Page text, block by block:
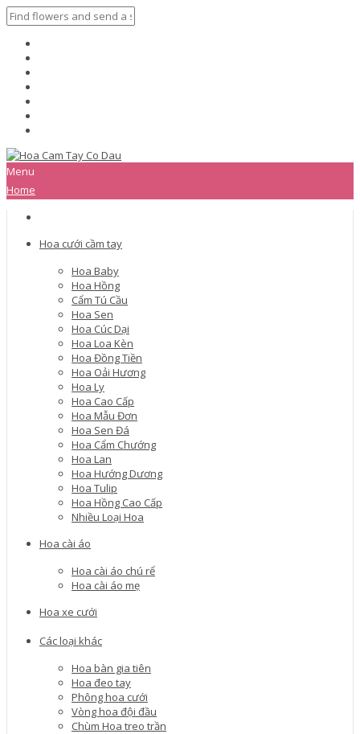
Menu
Home
Hoa cưới cầm tay
Hoa Baby
Hoa Hồng
Cẩm Tú Cầu
Hoa Sen
Hoa Cúc Dại
Hoa Loa Kèn
Hoa Đồng Tiền
Hoa Oải Hương
Hoa Ly
Hoa Cao Cấp
Hoa Mẫu Đơn
Hoa Sen Đá
Hoa Cẩm Chướng
Hoa Lan
Hoa Hướng Dương
Hoa Tulip
Hoa Hồng Cao Cấp
Nhiều Loại Hoa
Hoa cài áo
Hoa cài áo chú rể
Hoa cài áo mẹ
Hoa xe cưới
Các loại khác
Hoa bàn gia tiên
Hoa đeo tay
Phông hoa cưới
Vòng hoa đội đầu
Chùm Hoa treo trần